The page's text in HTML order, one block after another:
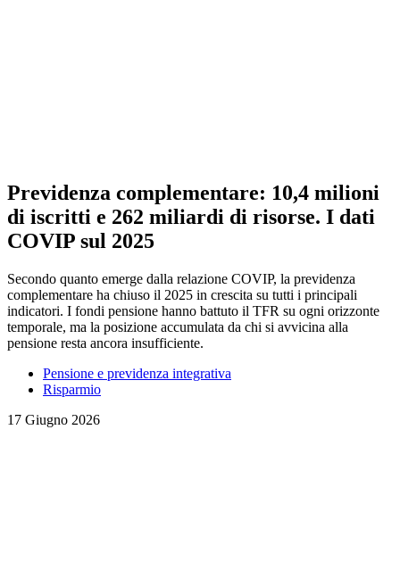
Previdenza complementare: 10,4 milioni
di iscritti e 262 miliardi di risorse. I dati
COVIP sul 2025
Secondo quanto emerge dalla relazione COVIP, la previdenza
complementare ha chiuso il 2025 in crescita su tutti i principali
indicatori. I fondi pensione hanno battuto il TFR su ogni orizzonte
temporale, ma la posizione accumulata da chi si avvicina alla
pensione resta ancora insufficiente.
Pensione e previdenza integrativa
Risparmio
17 Giugno 2026